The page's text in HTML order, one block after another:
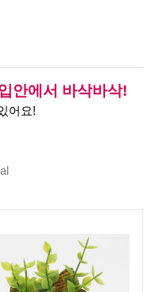
안에서 바삭바삭!
어요!